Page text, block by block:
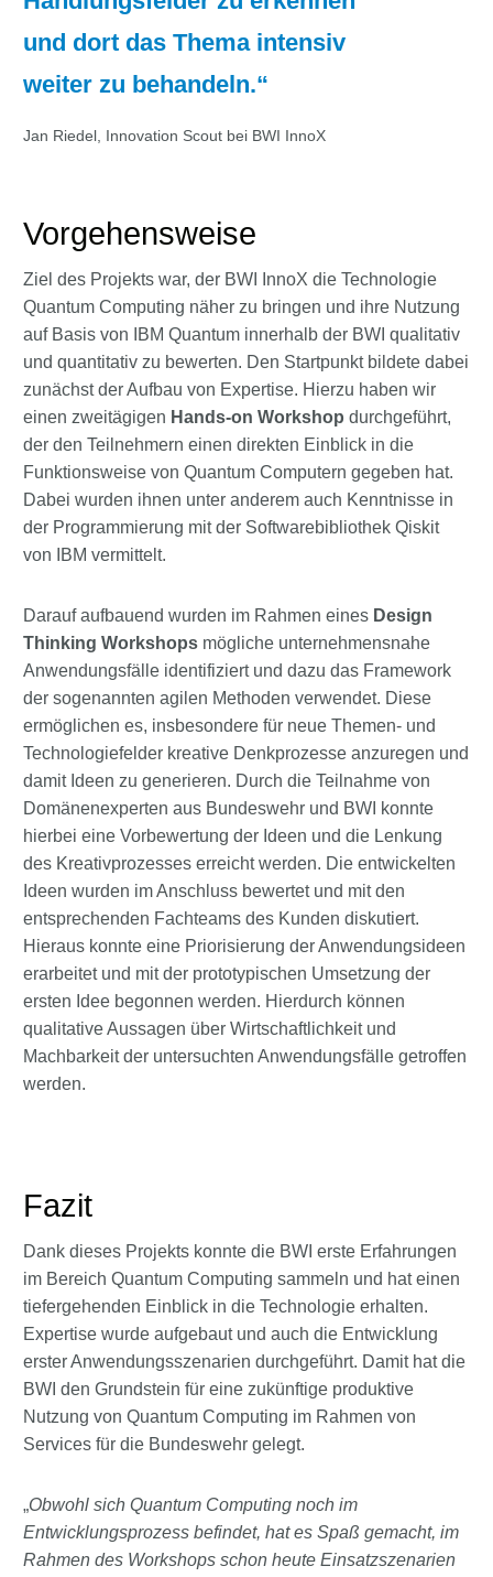
und dort das Thema intensiv
weiter zu behandeln.
Jan Riedel, Innovation Scout bei BWI InnoX
Vorgehensweise
Ziel des Projekts war, der BWI InnoX die Technologie
Quantum Computing näher zu bringen und ihre Nutzung
auf Basis von IBM Quantum innerhalb der BWI qualitativ
und quantitativ zu bewerten. Den Startpunkt bildete dabei
zunächst der Aufbau von Expertise. Hierzu haben wir
einen zweitägigen Hands-on Workshop durchgeführt,
der den Teilnehmern einen direkten Einblick in die
Funktionsweise von Quantum Computern gegeben hat.
Dabei wurden ihnen unter anderem auch Kenntnisse in
der Programmierung mit der Softwarebibliothek Qiskit
von IBM vermittelt.
Darauf aufbauend wurden im Rahmen eines Design
Thinking Workshops mögliche unternehmensnahe
Anwendungsfälle identifiziert und dazu das Framework
der sogenannten agilen Methoden verwendet. Diese
ermöglichen es, insbesondere für neue Themen- und
Technologiefelder kreative Denkprozesse anzuregen und
damit Ideen zu generieren. Durch die Teilnahme von
Domänenexperten aus Bundeswehr und BWI konnte
hierbei eine Vorbewertung der Ideen und die Lenkung
des Kreativprozesses erreicht werden. Die entwickelten
Ideen wurden im Anschluss bewertet und mit den
entsprechenden Fachteams des Kunden diskutiert.
Hieraus konnte eine Priorisierung der Anwendungsideen
erarbeitet und mit der prototypischen Umsetzung der
ersten Idee begonnen werden. Hierdurch können
qualitative Aussagen über Wirtschaftlichkeit und
Machbarkeit der untersuchten Anwendungsfälle getroffen
werden.
Fazit
Dank dieses Projekts konnte die BWI erste Erfahrungen
im Bereich Quantum Computing sammeln und hat einen
tiefergehenden Einblick in die Technologie erhalten.
Expertise wurde aufgebaut und auch die Entwicklung
erster Anwendungsszenarien durchgeführt. Damit hat die
BWI den Grundstein für eine zukünftige produktive
Nutzung von Quantum Computing im Rahmen von
Services für die Bundeswehr gelegt.
„Obwohl sich Quantum Computing noch im
Entwicklungsprozess befindet, hat es Spaß gemacht, im
Rahmen des Workshops schon heute Einsatzszenarien